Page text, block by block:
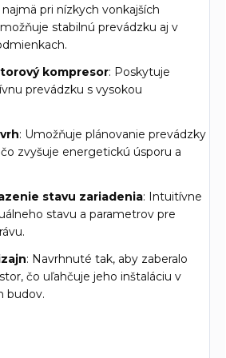
pri nízkych vonkajších
stabilnú prevádzku aj v
kompresor: Poskytuje
prevádzku s vysokou
: Umožňuje plánovanie prevádzky
zvyšuje energetickú úsporu a
stavu zariadenia: Intuitívne
stavu a parametrov pre
: Navrhnuté tak, aby zaberalo
čo uľahčuje jeho inštaláciu v
budov.